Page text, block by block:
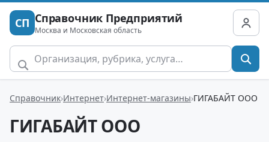
СП Справочник Предприятий
Москва и Московская область
Справочник Интернет Интернет-магазины ГИГАБАЙТ ООО
ГИГАБАЙТ ООО